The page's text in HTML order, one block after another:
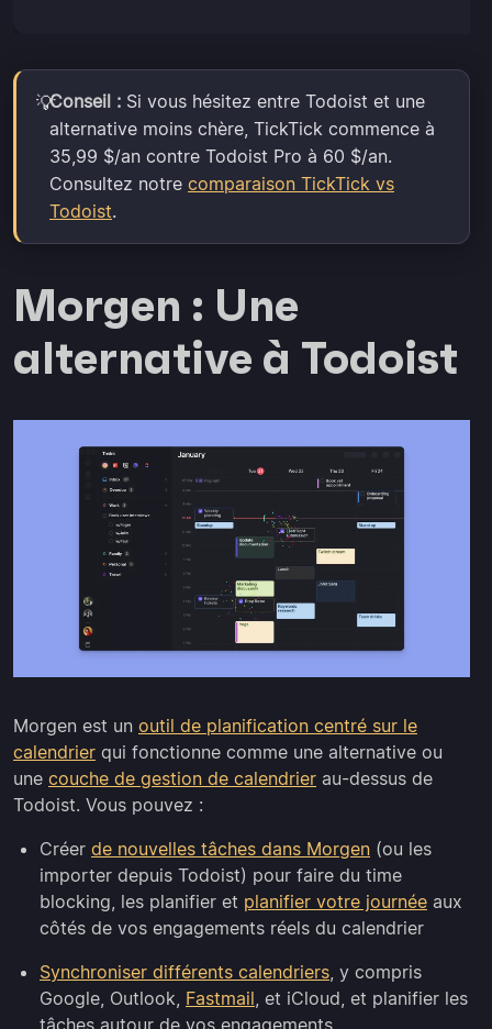
💡Conseil : Si vous hésitez entre Todoist et une
alternative moins chère, TickTick commence à
35,99 $/an contre Todoist Pro à 60 $/an.
Consultez notre comparaison TickTick vs
Todoist.
Morgen : Une
alternative à Todoist
Morgen est un outil de planification centré sur le
calendrier qui fonctionne comme une alternative ou
une couche de gestion de calendrier au-dessus de
Todoist. Vous pouvez :
Créer de nouvelles tâches dans Morgen (ou les
importer depuis Todoist) pour faire du time
blocking, les planifier et planifier votre journée aux
côtés de vos engagements réels du calendrier
Synchroniser différents calendriers, y compris
Google, Outlook, Fastmail, et iCloud, et planifier les